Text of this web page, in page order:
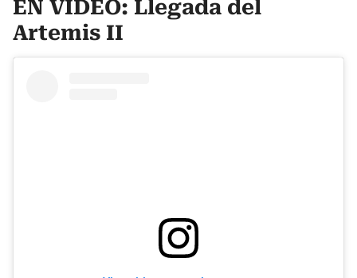
EN VIDEO: Llegada del
Artemis II